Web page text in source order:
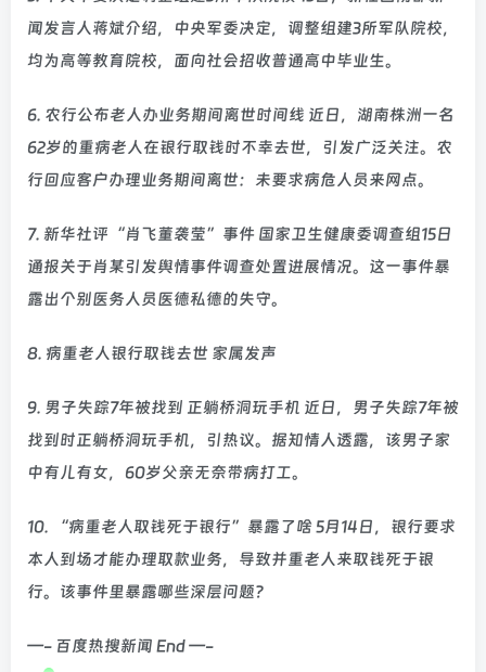
闻发言人蒋斌介绍，中央军委决定，调整组建3所军队院校，
均为高等教育院校，面向社会招收普通高中毕业生。
6. 农行公布老人办业务期间离世时间线 近日，湖南株洲一名
62岁的重病老人在银行取钱时不幸去世，引发广泛关注。农
行回应客户办理业务期间离世：未要求病危人员来网点。
7. 新华社评“肖飞董袭莹”事件 国家卫生健康委调查组15日
通报关于肖某引发舆情事件调查处置进展情况。这一事件暴
露出个别医务人员医德私德的失守。
8. 病重老人银行取钱去世 家属发声
9. 男子失踪7年被找到 正躺桥洞玩手机 近日，男子失踪7年被
找到时正躺桥洞玩手机，引热议。据知情人透露，该男子家
中有儿有女，60岁父亲无奈带病打工。
10. “病重老人取钱死于银行”暴露了啥 5月14日，银行要求
本人到场才能办理取款业务，导致并重老人来取钱死于银
行。该事件里暴露哪些深层问题？
—- 百度热搜新闻 End —-